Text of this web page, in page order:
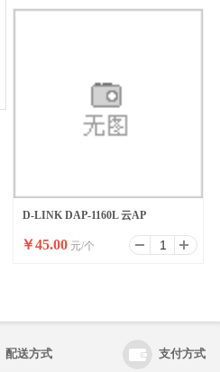
D-LINK DAP-1160L 云AP
￥45.00 元/个
配送方式 支付方式